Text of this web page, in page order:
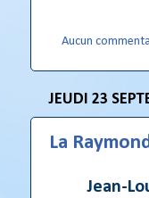
Aucun
JEUDI 23
La
Jean-